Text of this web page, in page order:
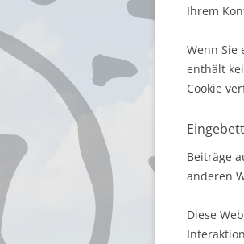
Ihrem
Wenn Sie
enthält
Cookie
Beiträge
anderen
Diese